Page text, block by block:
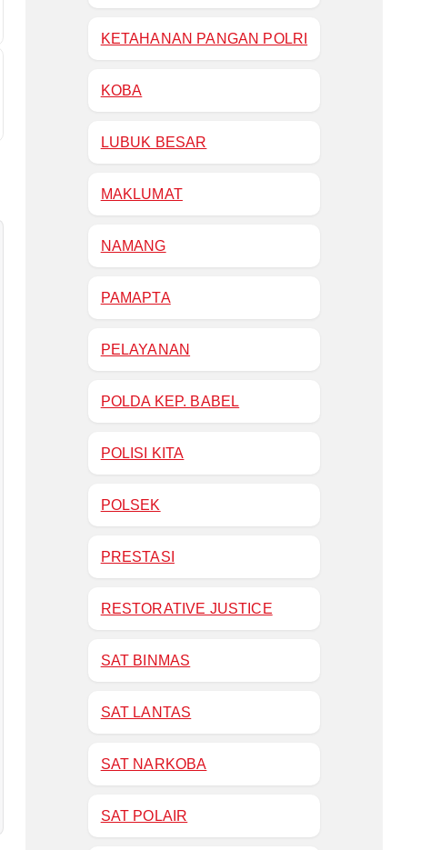
KETAHANAN PANGAN POLRI
KOBA
LUBUK BESAR
MAKLUMAT
NAMANG
PAMAPTA
PELAYANAN
POLDA KEP. BABEL
POLISI KITA
POLSEK
PRESTASI
RESTORATIVE JUSTICE
SAT BINMAS
SAT LANTAS
SAT NARKOBA
SAT POLAIR